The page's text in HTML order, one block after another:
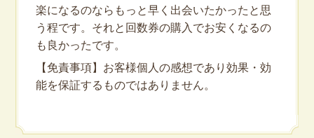
楽になるのならもっと早く出会いたかったと思
う程です。それと回数券の購入でお安くなるの
も良かったです。
【免責事項】お客様個人の感想であり効果・効
能を保証するものではありません。